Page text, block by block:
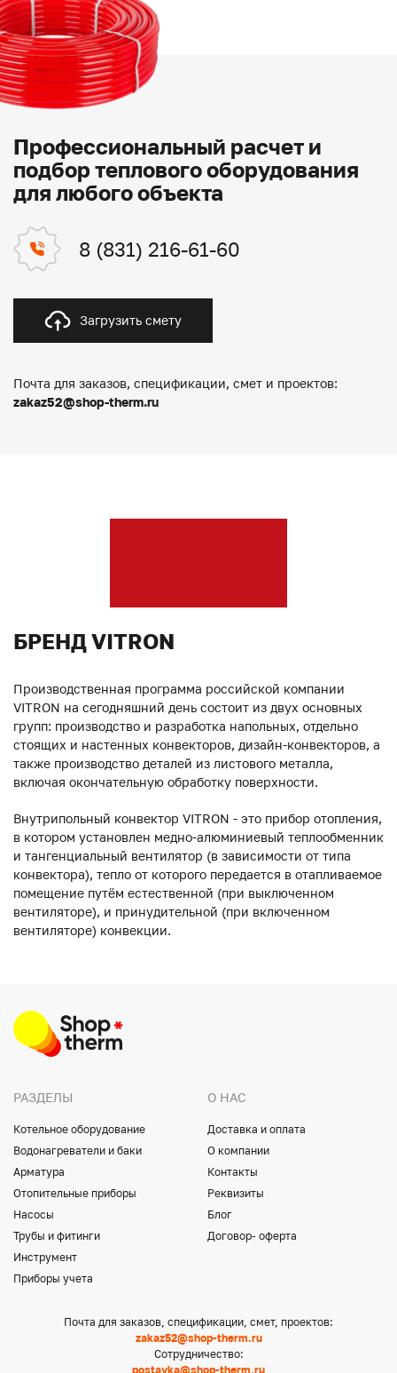
Профессиональный расчет и
подбор теплового оборудования
для любого объекта
8 (831) 216-61-60
Загрузить смету
Почта для заказов, спецификации, смет и проектов:
zakaz52@shop-therm.ru
БРЕНД VITRON
Производственная программа российской компании
VITRON на сегодняшний день состоит из двух основных
групп: производство и разработка напольных, отдельно
стоящих и настенных конвекторов, дизайн-конвекторов, а
также производство деталей из листового металла,
включая окончательную обработку поверхности.
Внутрипольный конвектор VITRON - это прибор отопления,
в котором установлен медно-алюминиевый теплообменник
и тангенциальный вентилятор (в зависимости от типа
конвектора), тепло от которого передается в отапливаемое
помещение путём естественной (при выключенном
вентиляторе), и принудительной (при включенном
вентиляторе) конвекции.
РАЗДЕЛЫ
Котельное оборудование
Водонагреватели и баки
Арматура
Отопительные приборы
Насосы
Трубы и фитинги
Инструмент
Приборы учета
О НАС
Доставка и оплата
О компании
Контакты
Реквизиты
Блог
Договор- оферта
Почта для заказов, спецификации, смет, проектов:
zakaz52@shop-therm.ru
Сотрудничество:
postavka@shop-therm.ru